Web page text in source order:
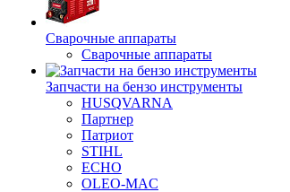
Сварочные аппараты
Сварочные аппараты
Запчасти на бензо инструменты
HUSQVARNA
Партнер
Патриот
STIHL
ECHO
OLEO-MAC